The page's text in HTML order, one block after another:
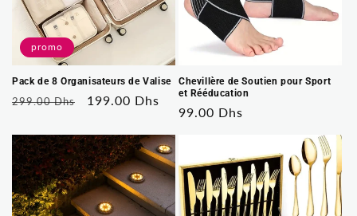
promo
Pack de 8 Organisateurs de Valise
Prix
299.00 Dhs
Prix
199.00 Dhs
Chevillère de Soutien pour Sport
et Rééducation
Prix
99.00 Dhs